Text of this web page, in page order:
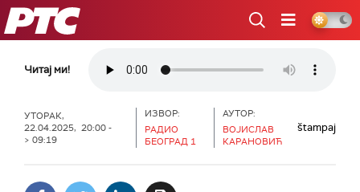
РТС
Читај ми!
УТОРАК,
22.04.2025, 20:00 -
> 09:19
ИЗВОР:
РАДИО
БЕОГРАД 1
АУТОР:
ВОЈИСЛАВ
КАРАНОВИЋ
štampaj